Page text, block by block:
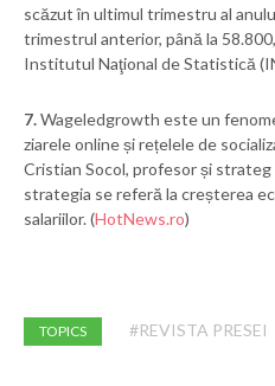
scăzut în ultimul trimestru al
trimestrul anterior, până la
Institutul Naţional de Statistică
7.Wageledgrowth este un
ziarele online și rețelele de
Cristian Socol, profesor și strateg
strategia se referă la creșterea
salariilor. (HotNews.ro)
TOPICS #REVISTA PRESEI